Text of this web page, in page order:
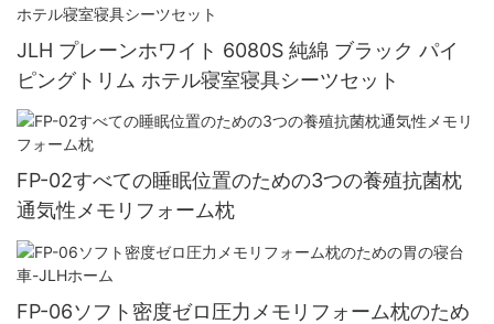
JLH プレーンホワイト 6080S 純綿 ブラック パイ
ピングトリム ホテル寝室寝具シーツセット
FP-02すべての睡眠位置のための3つの養殖抗菌枕
通気性メモリフォーム枕
FP-06ソフト密度ゼロ圧力メモリフォーム枕のため